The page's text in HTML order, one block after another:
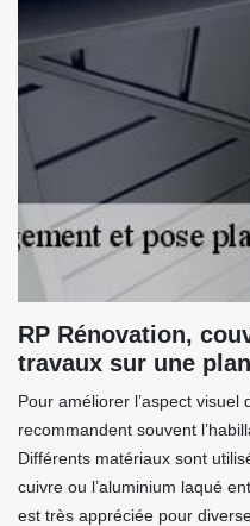
RP Rénovation,
travaux sur une
Pour améliorer l’aspect
recommandent souvent
Différents matériaux sont
cuivre ou l’aluminium laqué
est très appréciée pour